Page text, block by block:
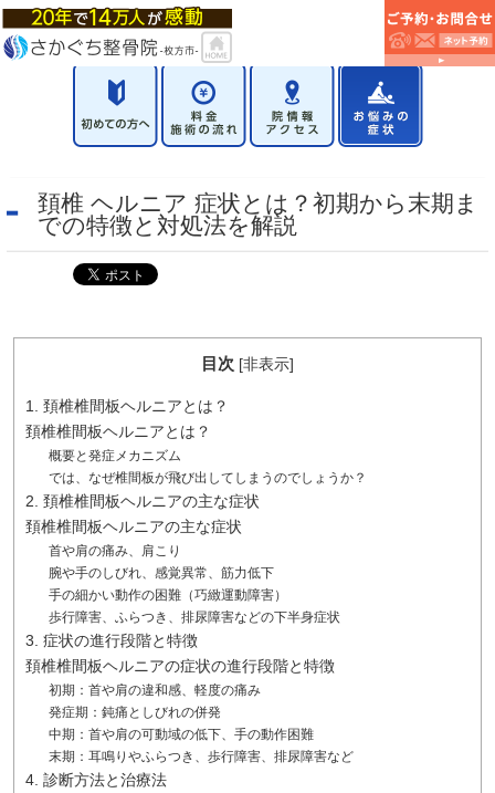
頚椎 ヘルニア 症状とは？初期から末期ま
での特徴と対処法を解説
目次 [非表示]
1. 頚椎椎間板ヘルニアとは？
頚椎椎間板ヘルニアとは？
概要と発症メカニズム
では、なぜ椎間板が飛び出してしまうのでしょうか？
2. 頚椎椎間板ヘルニアの主な症状
頚椎椎間板ヘルニアの主な症状
首や肩の痛み、肩こり
腕や手のしびれ、感覚異常、筋力低下
手の細かい動作の困難（巧緻運動障害）
歩行障害、ふらつき、排尿障害などの下半身症状
3. 症状の進行段階と特徴
頚椎椎間板ヘルニアの症状の進行段階と特徴
初期：首や肩の違和感、軽度の痛み
発症期：鈍痛としびれの併発
中期：首や肩の可動域の低下、手の動作困難
末期：耳鳴りやふらつき、歩行障害、排尿障害など
4. 診断方法と治療法